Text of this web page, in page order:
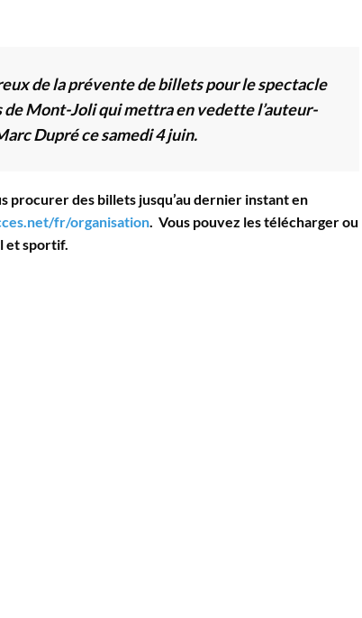
de la prévente de billets pour le spectacle
Mont-Joli qui mettra en vedette l’auteur-
Dupré ce samedi 4 juin.
procurer des billets jusqu’au dernier instant en
fr/organisation. Vous pouvez les télécharger ou
et sportif.